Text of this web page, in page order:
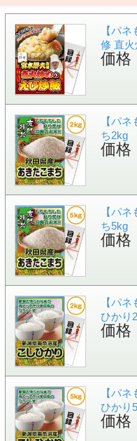
【パ
修 直火
価格
【パ
ち2kg
価格
【パ
ち5kg
価格
【パ
ひかり
価格
【パ
ひかり
価格